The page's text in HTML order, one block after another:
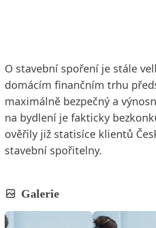
O stavební spoření je stále
domácím finančním trhu
maximálně bezpečný a
na bydlení je fakticky
ověřily již statisíce klientů
stavební spořitelny.
Galerie